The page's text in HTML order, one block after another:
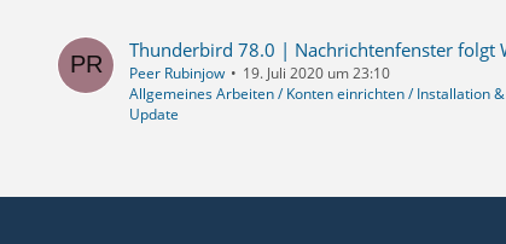
Peer Rubinjow
19. Juli 2020 um 23:10
Allgemeines Arbeiten / Konten einrichten / Installation &
Update